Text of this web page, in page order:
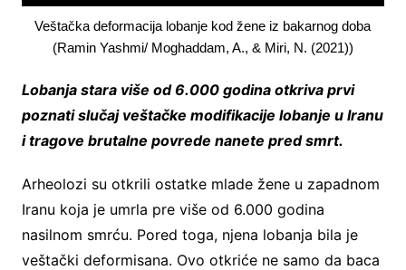
Veštačka deformacija lobanje kod žene iz bakarnog doba
(Ramin Yashmi/ Moghaddam, A., & Miri, N. (2021))
Lobanja stara više od 6.000 godina otkriva prvi
poznati slučaj veštačke modifikacije lobanje u Iranu
i tragove brutalne povrede nanete pred smrt.
Arheolozi su otkrili ostatke mlade žene u zapadnom
Iranu koja je umrla pre više od 6.000 godina
nasilnom smrću. Pored toga, njena lobanja bila je
veštački deformisana. Ovo otkriće ne samo da baca